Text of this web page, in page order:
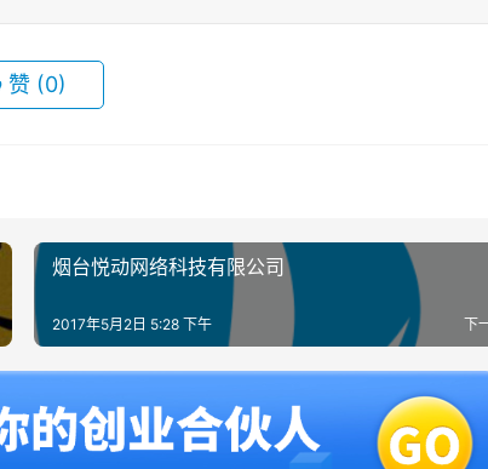
赞 (0)
烟台悦动网络科技有限公司
下
2017年5月2日 5:28 下午